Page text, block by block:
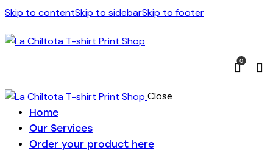
Skip to contentSkip to sidebarSkip to footer
0
Close
Home
Our Services
Order your product here